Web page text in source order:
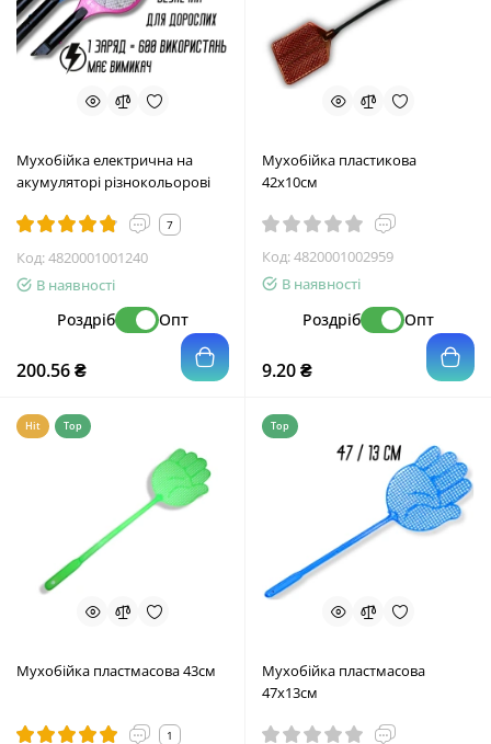
Мухобійка електрична на
акумуляторі різнокольорові
7
Код:4820001001240
В наявності
Роздріб Опт
200.56 ₴
Мухобійка пластикова
42х10см
Код:4820001002959
В наявності
Роздріб Опт
9.20 ₴
Hit Top
Мухобійка пластмасова 43см
1
Top
Мухобійка пластмасова
47х13см